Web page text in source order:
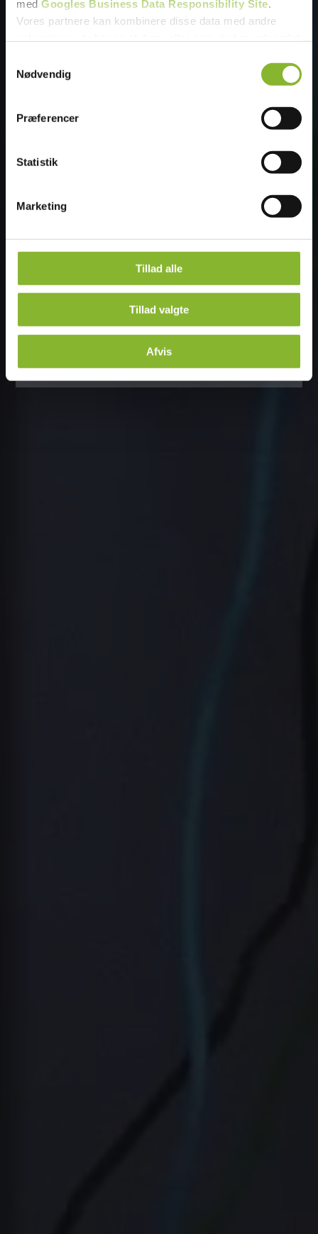
med Googles Business Data Responsibility Site.
Vores partnere kan kombinere disse data med andre
Nødvendig
Præferencer
Statistik
Marketing
Tillad alle
Tillad valgte
Afvis
Fjern
Tilføj filer (max 5)